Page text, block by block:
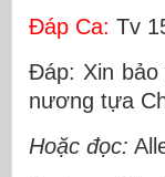
Ðáp Ca: Tv
Ðáp: Xin bảo
nương tựa
Hoặc đọc: